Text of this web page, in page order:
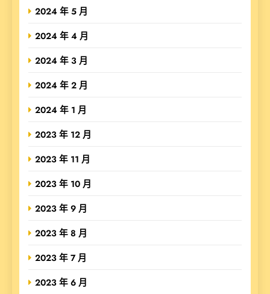
2024 年 5 月
2024 年 4 月
2024 年 3 月
2024 年 2 月
2024 年 1 月
2023 年 12 月
2023 年 11 月
2023 年 10 月
2023 年 9 月
2023 年 8 月
2023 年 7 月
2023 年 6 月